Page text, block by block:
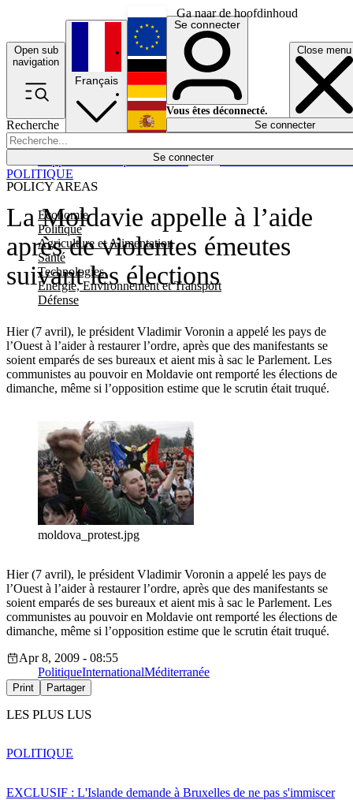
Ga naar de hoofdinhoud
Open sub
navigation
Close menu
Recherche
Se connecter
POLICY AREAS
Economie
Politique
Agriculture et Alimentation
Santé
Technologies
Energie, Environnement et Transport
Défense
Économie
Français
English
Deutsch
Español
Se connecter
Vous êtes déconnecté.
Se connecter
La Moldavie appelle à l’aide
après de violentes émeutes
suivant les élections
Hier (7 avril), le président Vladimir Voronin a appelé les pays de
l’Ouest à l’aider à restaurer l’ordre, après que des manifestants se
soient emparés de ses bureaux et aient mis à sac le Parlement. Les
communistes au pouvoir en Moldavie ont remporté les élections de
dimanche, même si l’opposition estime que le scrutin était truqué.
POLITIQUE
moldova_protest.jpg
Hier (7 avril), le président Vladimir Voronin a appelé les pays de
l’Ouest à l’aider à restaurer l’ordre, après que des manifestants se
soient emparés de ses bureaux et aient mis à sac le Parlement. Les
communistes au pouvoir en Moldavie ont remporté les élections de
dimanche, même si l’opposition estime que le scrutin était truqué.
Apr 8, 2009 - 08:55
PolitiqueInternationalMéditerranée
Print Partager
LES PLUS LUS
EXCLUSIF : L'Islande demande à Bruxelles de ne pas s'immiscer
POLITIQUE